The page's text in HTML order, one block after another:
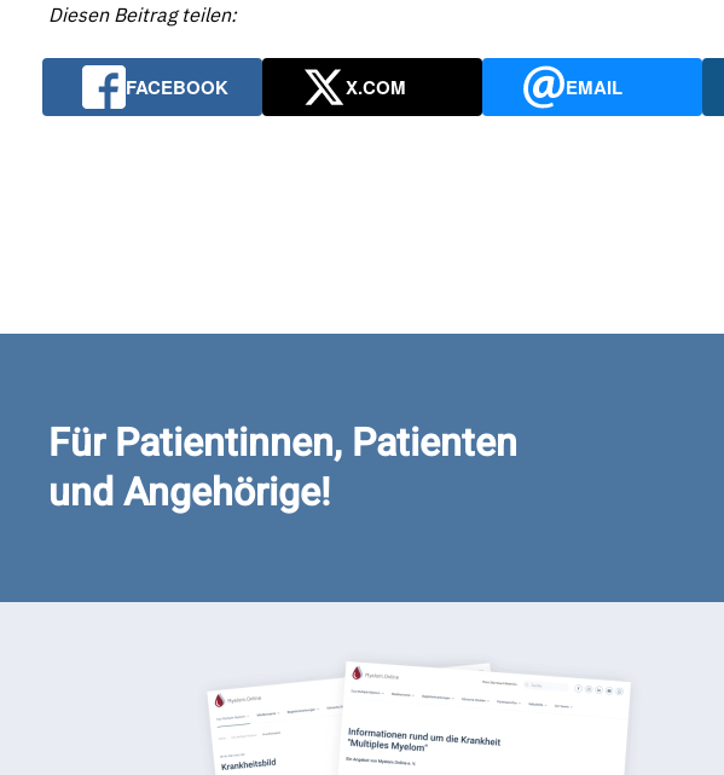
Diesen Beitrag teilen:
FACEBOOK X.COM EMAIL
Für Patientinnen, Patienten
und Angehörige!